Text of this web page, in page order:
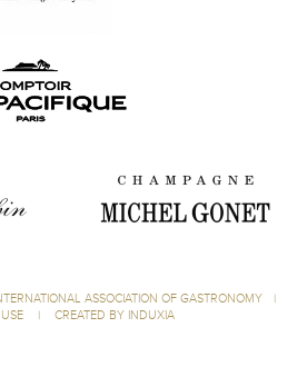
ASSOCIATION OF GASTRONOMY
|
| CREATED BY INDUXIA